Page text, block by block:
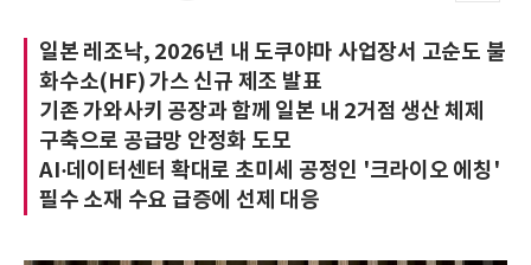
일본 레조낙, 2026년 내 도쿠야마 사업장서 고순도 불
화수소(HF) 가스 신규 제조 발표
기존 가와사키 공장과 함께 일본 내 2거점 생산 체제
구축으로 공급망 안정화 도모
AI·데이터센터 확대로 초미세 공정인 '크라이오 에칭'
필수 소재 수요 급증에 선제 대응